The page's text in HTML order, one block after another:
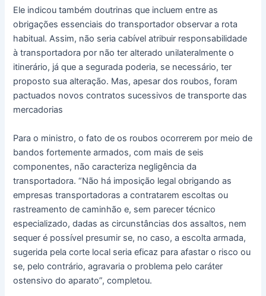
Ele indicou também doutrinas que incluem entre as
obrigações essenciais do transportador observar a rota
habitual. Assim, não seria cabível atribuir responsabilidade
à transportadora por não ter alterado unilateralmente o
itinerário, já que a segurada poderia, se necessário, ter
proposto sua alteração. Mas, apesar dos roubos, foram
pactuados novos contratos sucessivos de transporte das
mercadorias
Para o ministro, o fato de os roubos ocorrerem por meio de
bandos fortemente armados, com mais de seis
componentes, não caracteriza negligência da
transportadora. “Não há imposição legal obrigando as
empresas transportadoras a contratarem escoltas ou
rastreamento de caminhão e, sem parecer técnico
especializado, dadas as circunstâncias dos assaltos, nem
sequer é possível presumir se, no caso, a escolta armada,
sugerida pela corte local seria eficaz para afastar o risco ou
se, pelo contrário, agravaria o problema pelo caráter
ostensivo do aparato”, completou.